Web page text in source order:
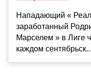
Нападающий «
заработанный
Марселем » в Лиге
каждом сентябрьск...